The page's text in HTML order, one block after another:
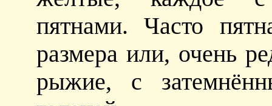
пятнами. Часто
размера или, очень
рыжие, с